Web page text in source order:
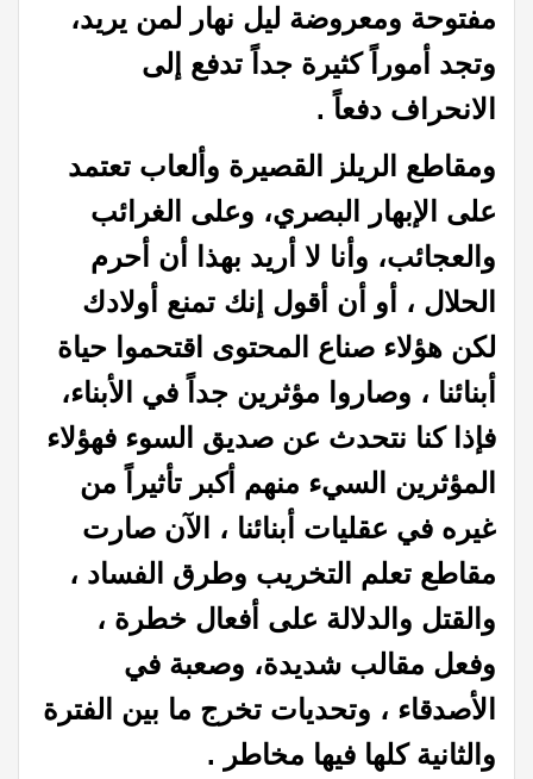
مفتوحة ومعروضة ليل نهار لمن يريد،
وتجد أموراً كثيرة جداً تدفع إلى
الانحراف دفعاً .
ومقاطع الريلز القصيرة وألعاب تعتمد
على الإبهار البصري، وعلى الغرائب
والعجائب، وأنا لا أريد بهذا أن أحرم
الحلال ، أو أن أقول إنك تمنع أولادك
لكن هؤلاء صناع المحتوى اقتحموا حياة
أبنائنا ، وصاروا مؤثرين جداً في الأبناء،
فإذا كنا نتحدث عن صديق السوء فهؤلاء
المؤثرين السيء منهم أكبر تأثيراً من
غيره في عقليات أبنائنا ، الآن صارت
مقاطع تعلم التخريب وطرق الفساد ،
والقتل والدلالة على أفعال خطرة ،
وفعل مقالب شديدة، وصعبة في
الأصدقاء ، وتحديات تخرج ما بين الفترة
والثانية كلها فيها مخاطر .